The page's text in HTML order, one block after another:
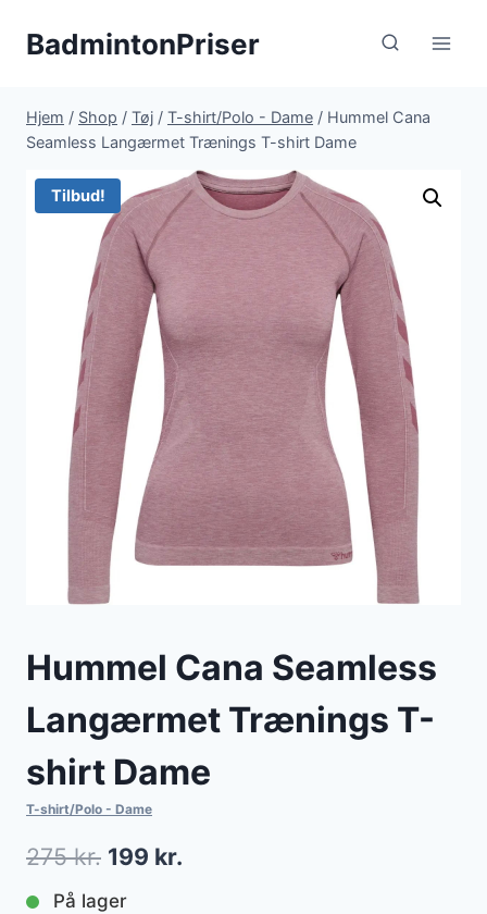
BadmintonPriser
Hjem / Shop / Tøj / T-shirt/Polo - Dame / Hummel Cana
Seamless Langærmet Trænings T-shirt Dame
Tilbud!
Hummel Cana Seamless
Langærmet Trænings T-
shirt Dame
T-shirt/Polo - Dame
275kr. Den
oprindelige
199 kr.
På lager